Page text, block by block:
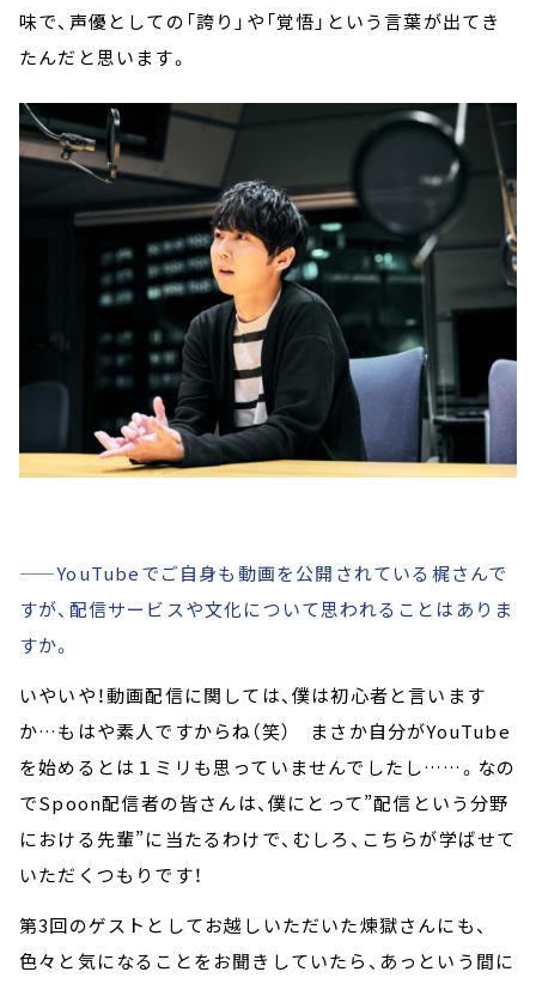
味で、声優としての「誇り」や「覚悟」という言葉が出てき
たんだと思います。
——YouTubeでご自身も動画を公開されている梶さんで
すが、配信サービスや文化について思われることはありま
すか。
いやいや！動画配信に関しては、僕は初心者と言います
か…もはや素人ですからね（笑） まさか自分がYouTube
を始めるとは１ミリも思っていませんでしたし……。なの
でSpoon配信者の皆さんは、僕にとって”配信という分野
における先輩”に当たるわけで、むしろ、こちらが学ばせて
いただくつもりです！
第3回のゲストとしてお越しいただいた煉獄さんにも、
色々と気になることをお聞きしていたら、あっという間に